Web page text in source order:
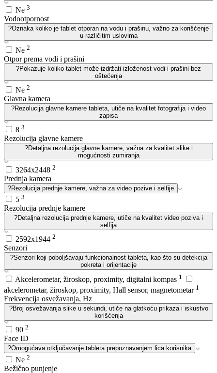
Ne 3
Vodootpornost
?Oznaka koliko je tablet otporan na vodu i prašinu, važno za korišćenje
u različitim uslovima
Ne 2
Otpor prema vodi i prašini
?Pokazuje koliko tablet može izdržati izloženost vodi i prašini bez
oštećenja
Ne 2
Glavna kamera
?Rezolucija glavne kamere tableta, utiče na kvalitet fotografija i video
zapisa
8 3
Rezolucija glavne kamere
?Detaljna rezolucija glavne kamere, važna za kvalitet slike i
mogućnosti zumiranja
3264x2448 2
Prednja kamera
?Rezolucija prednje kamere, važna za video pozive i selfije
5 3
Rezolucija prednje kamere
?Detaljna rezolucija prednje kamere, utiče na kvalitet video poziva i
selfija
2592x1944 2
Senzori
?Senzori koji poboljšavaju funkcionalnost tableta, kao što su detekcija
pokreta i orijentacije
Akcelerometar, žiroskop, proximity, digitalni kompas 1
akcelerometar, žiroskop, proximity, Hall sensor, magnetometar 1
Frekvencija osvežavanja, Hz
?Broj osvežavanja slike u sekundi, utiče na glatkoću prikaza i iskustvo
korišćenja
90 2
Face ID
?Omogućava otključavanje tableta prepoznavanjem lica korisnika
Ne 2
Bežično punjenje